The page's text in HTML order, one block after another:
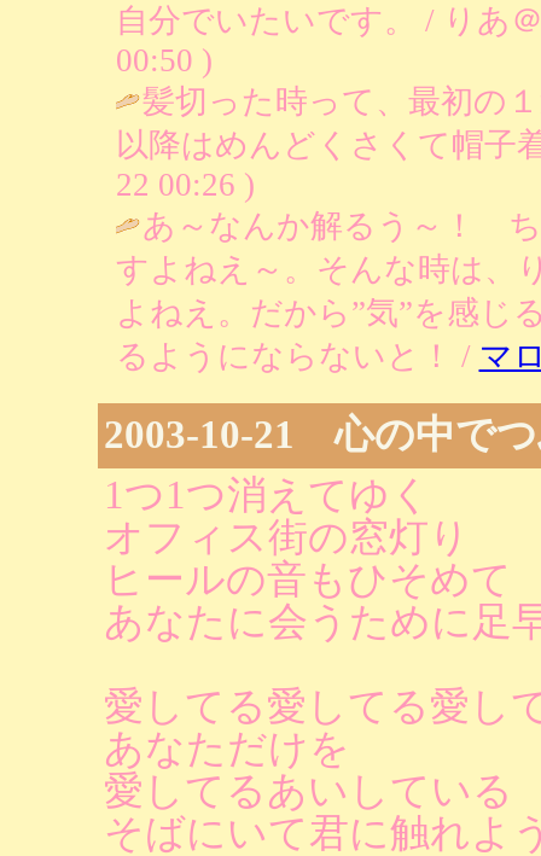
自分でいたいです。 / りあ
00:50 )
髪切った時って、最初の
以降はめんどくさくて帽子
22 00:26 )
あ～なんか解るう～！
すよねえ～。そんな時は、
よねえ。だから”気”を感じ
るようにならないと！ / マ
2003-10-21 心の中で
1つ1つ消えてゆく
オフィス街の窓灯り
ヒールの音もひそめて
あなたに会うために足
愛してる愛してる愛し
あなただけを
愛してるあいしている
そばにいて君に触れよ